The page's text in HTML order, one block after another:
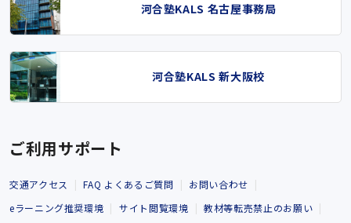
河合塾KALS 名古屋事務局
河合塾KALS 新大阪校
ご利用サポート
交通アクセス FAQ よくあるご質問
お問い合わせ
eラーニング推奨環境
サイト閲覧環境
教材等転売禁止のお願い